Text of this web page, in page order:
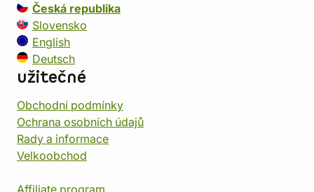
Česká republika
Slovensko
English
Deutsch
užitečné
Obchodní podmínky
Ochrana osobních údajů
Rady a informace
Velkoobchod
Affiliate program